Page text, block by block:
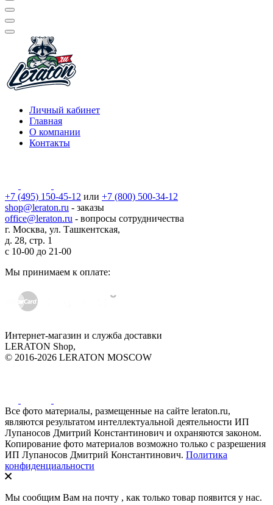
Личный кабинет
Главная
О компании
Контакты
+7 (495) 150-45-12 или +7 (800) 500-34-12
shop@leraton.ru - заказы
office@leraton.ru - вопросы сотрудничества
г. Москва, ул. Ташкентская,
д. 28, стр. 1
с 10-00 до 21-00
Мы принимаем к оплате:
Интернет-магазин и служба доставки
LERATON Shop,
© 2016-2026 LERATON MOSCOW
Все фото материалы, размещенные на сайте leraton.ru,
являются результатом интеллектуальной деятельности ИП
Лупаносов Дмитрий Константинович и охраняются законом.
Копирование фото материалов возможно только с разрешения
ИП Лупаносов Дмитрий Константинович. Политика
конфиденциальности
Мы сообщим Вам на почту , как только товар появится у нас.